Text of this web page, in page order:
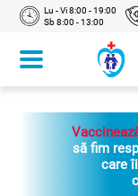
Lu - Vi 8:00 - 19:00
Sb 8:00 - 13:00
să fim
care